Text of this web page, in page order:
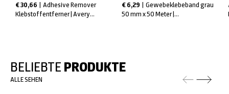
€ 30,66 | Adhesive Remover
Klebstoffentferner | Avery
€ 6,29 | Gewebeklebeband grau
50 mm x 50 Meter |
BELIEBTE PRODUKTE
ALLE SEHEN